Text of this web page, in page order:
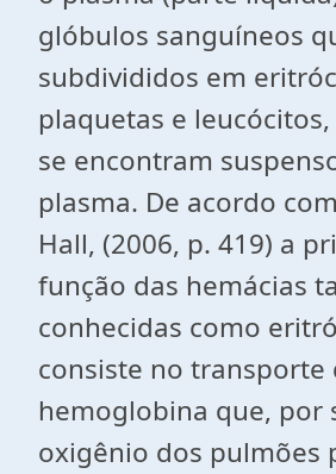
glóbulos sanguíneos
subdivididos em
plaquetas e
se encontram
plasma. De acordo
Hall, (2006, p. 419) a
função das hemácias
conhecidas como
consiste no transporte
hemoglobina que, por
oxigênio dos pulmões